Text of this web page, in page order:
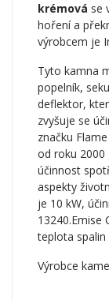
krémová se
hoření a
výrobcem je
Tyto kamna
popelník,
deflektor,
zvyšuje se
značku
od roku 2000
účinnost
aspekty
je 10 kW,
13240.Emise
teplota spalin
Výrobce